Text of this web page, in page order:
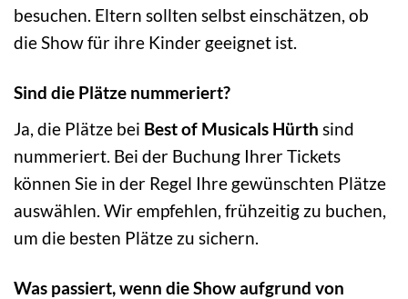
besuchen. Eltern sollten selbst einschätzen, ob
die Show für ihre Kinder geeignet ist.
Sind die Plätze nummeriert?
Ja, die Plätze bei Best of Musicals Hürth sind
nummeriert. Bei der Buchung Ihrer Tickets
können Sie in der Regel Ihre gewünschten Plätze
auswählen. Wir empfehlen, frühzeitig zu buchen,
um die besten Plätze zu sichern.
Was passiert, wenn die Show aufgrund von